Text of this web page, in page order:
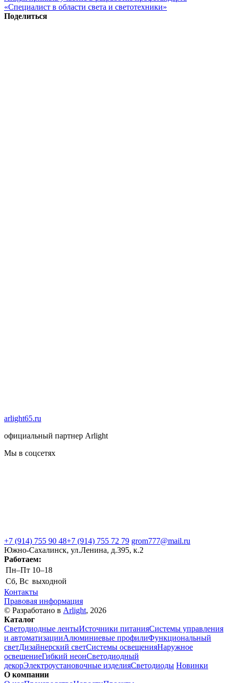
«Специалист в области света и светотехники»
Поделиться
arlight65.ru
официальный партнер Arlight
Мы в соцсетях
+7 (914) 755 90 48+7 (914) 755 72 79 grom777@mail.ru
Южно-Сахалинск, ул.Ленина, д.395, к.2
Работаем:
Пн–Пт 10–18
Сб, Вс выходной
Контакты
Правовая информация
© Разработано в Arlight, 2026
Каталог
Светодиодные лентыИсточники питанияСистемы управления
и автоматизацииАлюминиевые профилиФункциональный
светДизайнерский светСистемы освещенияНаружное
освещениеГибкий неонСветодиодный
декорЭлектроустановочные изделияСветодиоды Новинки
О компании